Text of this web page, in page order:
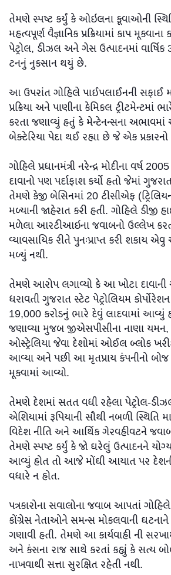
તેમણે સ્પષ્ટ કર્યું કે ઓઇલના કૂવાઓની
મહત્વપૂર્ણ વૈજ્ઞાનિક પ્રક્રિયામાં કાપ
પેટ્રોલ, ડીઝલ અને ગેસ ઉત્પાદનમાં વાર્ષિક
ટનનું નુકસાન થયું છે.
આ ઉપરાંત ગોહિલે પાઈપલાઈનની સફાઈ
પ્રક્રિયા અને પાણીના કેમિકલ ટ્રીટમેન્ટમાં
કરતા જણાવ્યું હતું કે મેન્ટેનન્સના
બેક્ટેરિયા પેદા થઈ રહ્યા છે જે એક
ગોહિલે પ્રધાનમંત્રી નરેન્દ્ર મોદીના વર્ષ
દાવાનો પણ પર્દાફાશ કર્યો હતો જેમાં
તેમણે કેજી બેસિનમાં 20 ટીસીએફ
મળ્યાની જાહેરાત કરી હતી. ગોહિલે ડીજી
મળેલા આરટીઆઇના જવાબનો ઉલ્લેખ
વ્યાવસાયિક રીતે પુનઃપ્રાપ્ત કરી શકાય
મળ્યું નથી.
તેમણે આરોપ લગાવ્યો કે આ ખોટા
ધરાવતી ગુજરાત સ્ટેટ પેટ્રોલિયમ
19,000 કરોડનું ભારે દેવું લાદવામાં આવ્યું
જણાવ્યા મુજબ જીએસપીસીના નાણા
ઓસ્ટ્રેલિયા જેવા દેશોમાં ઓઈલ બ્લોક
આવ્યા અને પછી આ મૃતપ્રાય કંપનીનો
મૂકવામાં આવ્યો.
તેમણે દેશમાં સતત વધી રહેલા પેટ્રોલ-
એશિયામાં રૂપિયાની સૌથી નબળી સ્થિતિ
વિદેશ નીતિ અને આર્થિક ગેરવહીવટને
તેમણે સ્પષ્ટ કર્યું કે જો ઘરેલું ઉત્પાદનને
આવ્યું હોત તો આજે મોંઘી આયાત પર
વધારે ન હોત.
પત્રકારોના સવાલોના જવાબ આપતાં
કોંગ્રેસ નેતાઓને સમન્સ મોકલવાની ઘટનાને
ગણાવી હતી. તેમણે આ કાર્યવાહી ની
અને કંસના રાજ સાથે કરતાં કહ્યું કે સત્ય
નાખવાથી સત્તા સુરક્ષિત રહેતી નથી.